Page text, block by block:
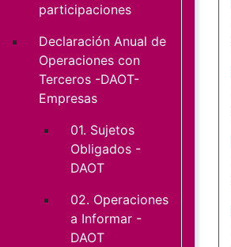
participaciones
Declaración Anual de
Operaciones con
Terceros -DAOT-
Empresas
01. Sujetos
Obligados -
DAOT
02. Operaciones
a Informar -
DAOT